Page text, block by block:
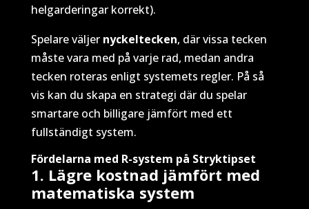
helgarderingar korrekt).
Spelare väljer nyckeltecken, där vissa tecken
måste vara med på varje rad, medan andra
tecken roteras enligt systemets regler. På så
vis kan du skapa en strategi där du spelar
smartare och billigare jämfört med ett
fullständigt system.
Fördelarna med R-system på Stryktipset
1. Lägre kostnad jämfört med
matematiska system